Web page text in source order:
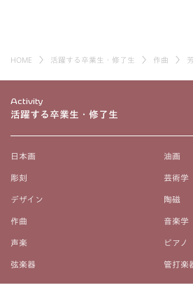
HOME 活躍する卒業生・修了生 作曲
Activity
活躍する卒業生・修了生
日本画 油画
彫刻 芸術学
デザイン 陶磁
作曲 音楽学
声楽 ピアノ
弦楽器 管打楽